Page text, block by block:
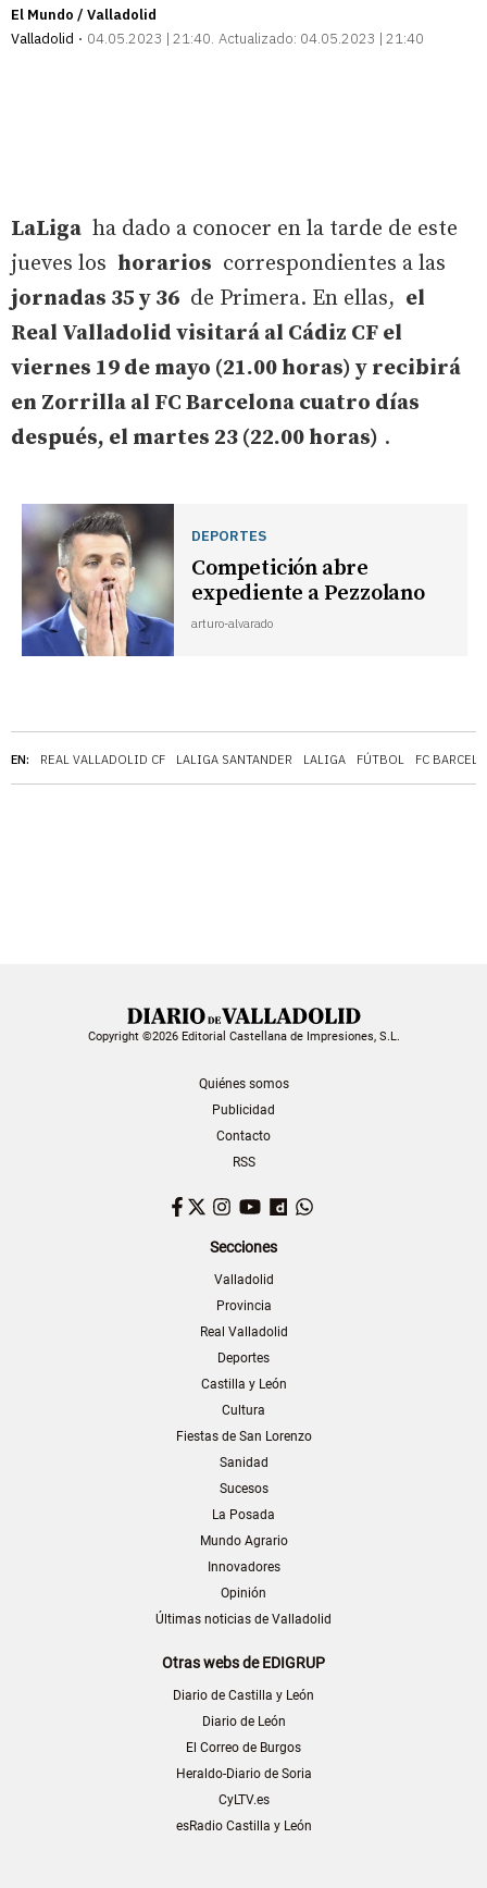
El Mundo / Valladolid
Valladolid
04.05.2023 | 21:40 Actualizado: 04.05.2023 | 21:40
EN: REAL VALLADOLID CF LALIGA SANTANDER LALIGA FÚTBOL FC
LaLiga ha dado a conocer en la tarde de este
jueves los horarios correspondientes a las
jornadas 35 y 36 de Primera. En ellas, el
Real Valladolid visitará al Cádiz CF el
viernes 19 de mayo (21.00 horas) y recibirá
en Zorrilla al FC Barcelona cuatro días
después, el martes 23 (22.00 horas) .
DEPORTES
Competición abre
expediente a Pezzolano
arturo-alvarado
Copyright ©2026 Editorial Castellana de Impresiones, S.L.
Quiénes somos
Publicidad
Contacto
RSS
Facebook
TwitterInstagram
YouTubeDailymotion
Secciones
Valladolid
Provincia
Real Valladolid
Deportes
Castilla y León
Cultura
Fiestas de San Lorenzo
Sanidad
Sucesos
La Posada
Mundo Agrario
Innovadores
Opinión
Últimas noticias de Valladolid
Otras webs de EDIGRUP
Diario de Castilla y León
Diario de León
El Correo de Burgos
Heraldo-Diario de Soria
CyLTV.es
esRadio Castilla y León